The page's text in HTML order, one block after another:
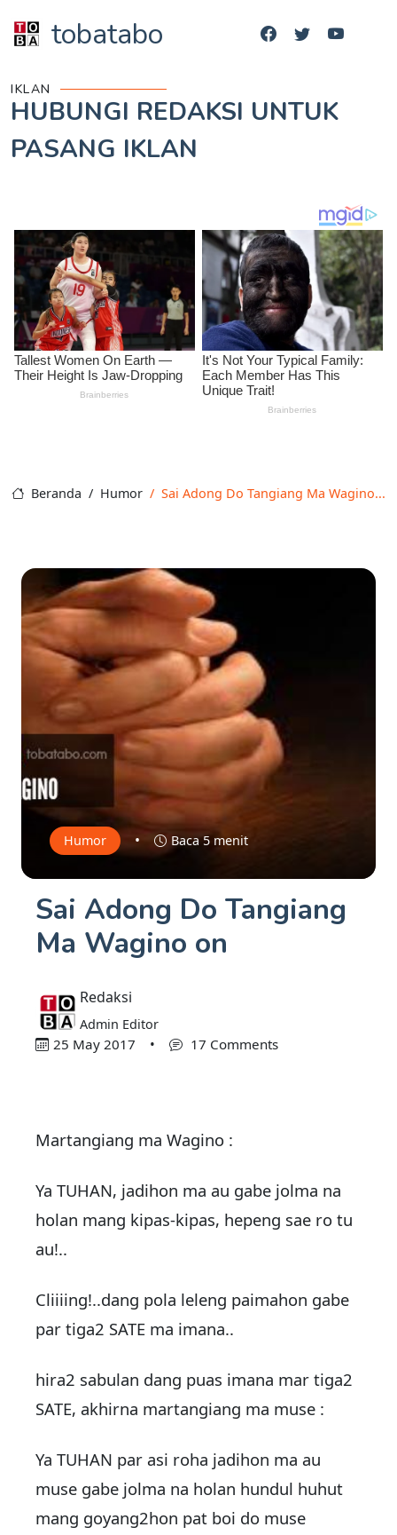
tobatabo
IKLAN
HUBUNGI REDAKSI UNTUK
PASANG IKLAN
Beranda Humor Sai Adong Do Tangiang Ma Wagino...
Humor • Baca 5 menit
Sai Adong Do Tangiang
Ma Wagino on
Redaksi
Admin Editor
25 May 2017 • 17 Comments
Martangiang ma Wagino :
Ya TUHAN, jadihon ma au gabe jolma na
holan mang kipas-kipas, hepeng sae ro tu
au!..
Cliiiing!..dang pola leleng paimahon gabe
par tiga2 SATE ma imana..
hira2 sabulan dang puas imana mar tiga2
SATE, akhirna martangiang ma muse :
Ya TUHAN par asi roha jadihon ma au
muse gabe jolma na holan hundul huhut
mang goyang2hon pat boi do muse